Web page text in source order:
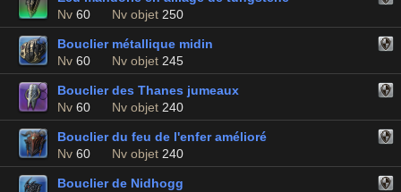
Nv 60 Nv objet 250
Bouclier métallique midin
Nv 60 Nv objet 245
Bouclier des Thanes jumeaux
Nv 60 Nv objet 240
Bouclier du feu de l'enfer amélioré
Nv 60 Nv objet 240
Bouclier de Nidhogg